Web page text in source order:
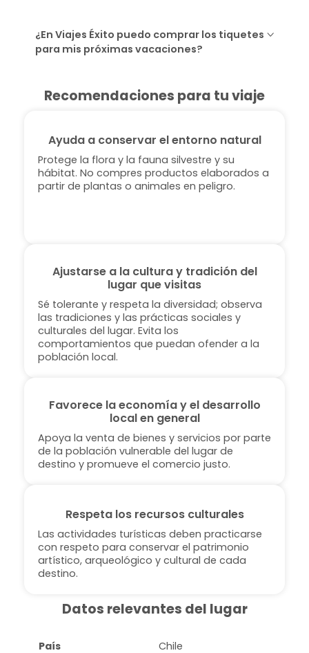
¿En Viajes Éxito puedo comprar los tiquetes
para mis próximas vacaciones?
Recomendaciones para tu viaje
Ayuda a conservar el entorno natural
Protege la flora y la fauna silvestre y su
hábitat. No compres productos elaborados a
partir de plantas o animales en peligro.
Ajustarse a la cultura y tradición del
lugar que visitas
Sé tolerante y respeta la diversidad; observa
las tradiciones y las prácticas sociales y
culturales del lugar. Evita los
comportamientos que puedan ofender a la
población local.
Favorece la economía y el desarrollo
local en general
Apoya la venta de bienes y servicios por parte
de la población vulnerable del lugar de
destino y promueve el comercio justo.
Respeta los recursos culturales
Las actividades turísticas deben practicarse
con respeto para conservar el patrimonio
artístico, arqueológico y cultural de cada
destino.
Datos relevantes del lugar
País Chile